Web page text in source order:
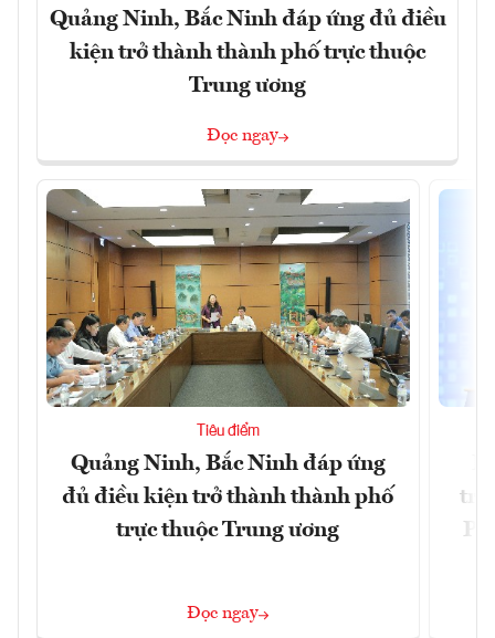
Quảng Ninh, Bắc Ninh đáp ứng đủ điều
kiện trở thành thành phố trực thuộc
Trung ương
Đọc ngay
Tiêu điểm
Quảng Ninh, Bắc Ninh đáp ứng
đủ điều kiện trở thành thành phố
trực thuộc Trung ương
Đọc ngay